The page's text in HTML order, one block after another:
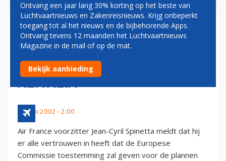
AIR FRANCE VERTROUWT OP
TOESTEMMING VOOR
SAMENWERKING MET
ALITALIA
30 juni 2002 - 2:00
Air France voorzitter Jean-Cyril Spinetta meldt dat hij
er alle vertrouwen in heeft dat de Europese
Commissie toestemming zal geven voor de plannen
Ontvang een jaar lang 30% korting op het beste van
Luchtvaartnieuws en Zakenreisnieuws. Krijg onbeperkt
toegang tot al het nieuws en de bijbehorende Apps.
Ontvang tevens 12 maanden het Luchtvaartnieuws
Magazine in de mail of op de mat.
Bekijk aanbieding